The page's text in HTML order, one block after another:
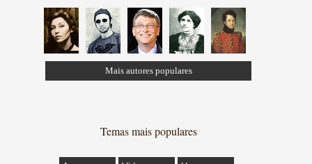
Mais autores populares
Temas mais populares